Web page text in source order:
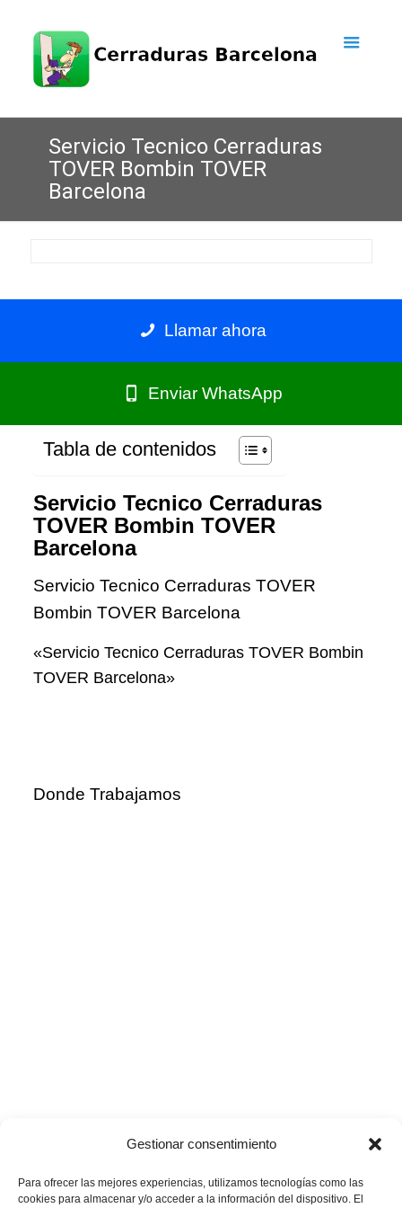
Gestionar consentimiento
Para ofrecer las mejores experiencias, utilizamos tecnologías como las
cookies para almacenar y/o acceder a la información del dispositivo. El
Servicio Tecnico Cerraduras
TOVER Bombin TOVER
Barcelona
Llamar ahora
Enviar WhatsApp
Tabla de contenidos
Servicio Tecnico Cerraduras
TOVER Bombin TOVER
Barcelona
Servicio Tecnico Cerraduras TOVER
Bombin TOVER Barcelona
«Servicio Tecnico Cerraduras TOVER Bombin
TOVER Barcelona»
Donde Trabajamos